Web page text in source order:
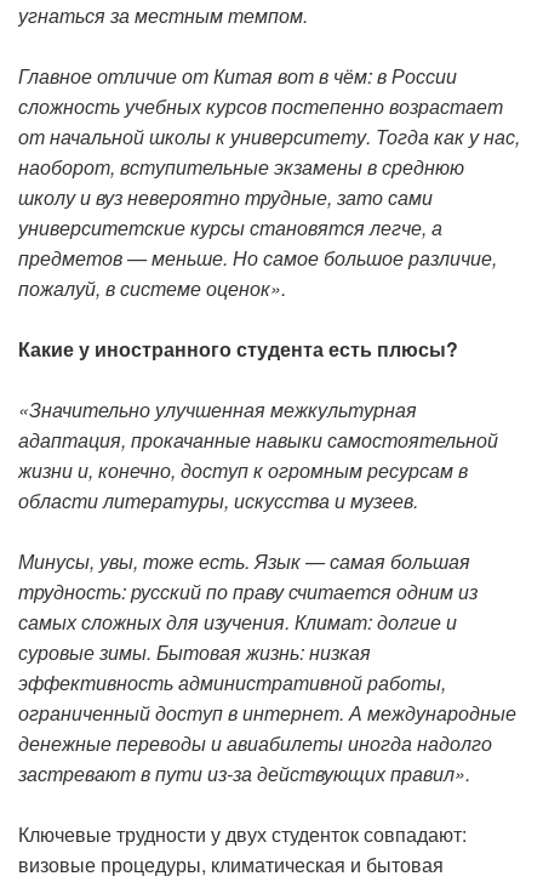
угнаться за местным темпом.
Главное отличие от Китая вот в чём: в России
сложность учебных курсов постепенно возрастает
от начальной школы к университету. Тогда как у нас,
наоборот, вступительные экзамены в среднюю
школу и вуз невероятно трудные, зато сами
университетские курсы становятся легче, а
предметов — меньше. Но самое большое различие,
пожалуй, в системе оценок».
Какие у иностранного студента есть плюсы?
«Значительно улучшенная межкультурная
адаптация, прокачанные навыки самостоятельной
жизни и, конечно, доступ к огромным ресурсам в
области литературы, искусства и музеев.
Минусы, увы, тоже есть. Язык — самая большая
трудность: русский по праву считается одним из
самых сложных для изучения. Климат: долгие и
суровые зимы. Бытовая жизнь: низкая
эффективность административной работы,
ограниченный доступ в интернет. А международные
денежные переводы и авиабилеты иногда надолго
застревают в пути из-за действующих правил».
Ключевые трудности у двух студенток совпадают:
визовые процедуры, климатическая и бытовая